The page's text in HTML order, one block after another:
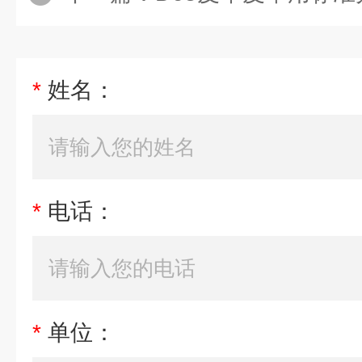
* 姓名：
* 电话：
* 单位：